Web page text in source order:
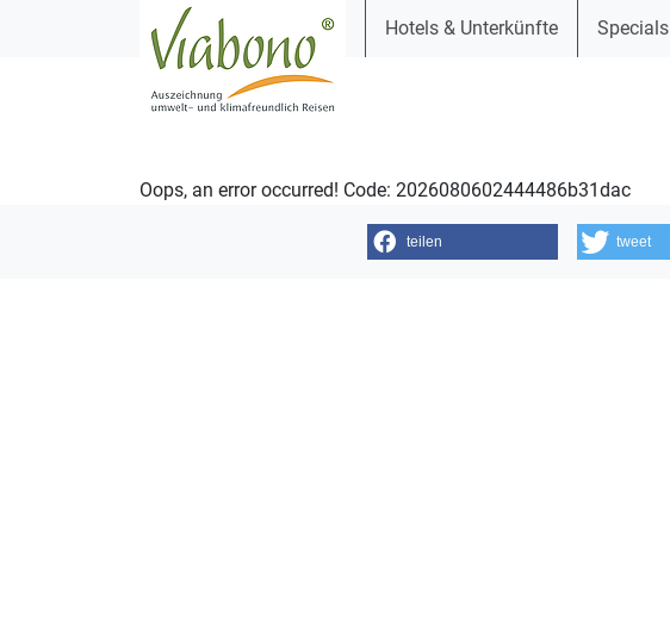
Hotels & Unterkünfte Specials
Oops, an error occurred! Code: 2026080602444486b31dac
teilen tweet